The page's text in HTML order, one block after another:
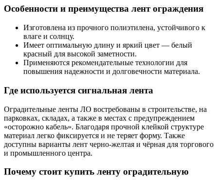
Особенности и преимущества лент ограждения
Изготовлена из прочного полиэтилена, устойчивого к
влаге и солнцу.
Имеет оптимальную длину и яркий цвет — белый
красный для высокой заметности.
Применяются рекомендательные технологии для
повышения надежности и долговечности материала.
Где используется сигнальная лента
Оградительные ленты ЛО востребованы в строительстве, на
парковках, складах, а также в местах с предупреждением
«осторожно кабель». Благодаря прочной клейкой структуре
материал легко фиксируется и не теряет форму. Также
доступны варианты лент черно-желтая и чёрная для торгового
и промышленного центра.
Почему стоит купить ленту оградительную